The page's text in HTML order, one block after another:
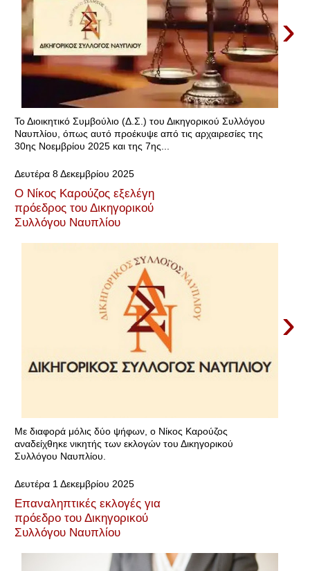
›
Το Διοικητικό Συμβούλιο (Δ.Σ.) του Δικηγορικού Συλλόγου
Ναυπλίου, όπως αυτό προέκυψε από τις αρχαιρεσίες της
30ης Νοεμβρίου 2025 και της 7ης...
Δευτέρα 8 Δεκεμβρίου 2025
Ο Νίκος Καρούζος εξελέγη
πρόεδρος του Δικηγορικού
Συλλόγου Ναυπλίου
›
Με διαφορά μόλις δύο ψήφων, ο Νίκος Καρούζος
αναδείχθηκε νικητής των εκλογών του Δικηγορικού
Συλλόγου Ναυπλίου.
Δευτέρα 1 Δεκεμβρίου 2025
Επαναληπτικές εκλογές για
πρόεδρο του Δικηγορικού
Συλλόγου Ναυπλίου